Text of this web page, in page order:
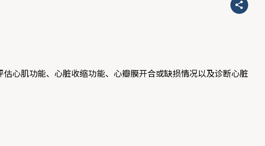
心肌功能、心脏收缩功能、心瓣膜开合或缺损情况以及诊断心脏